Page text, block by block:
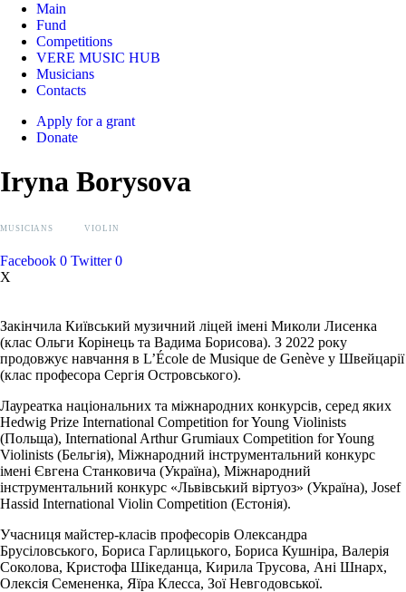
Main
Fund
Competitions
VERE MUSIC HUB
Musicians
Contacts
Apply for a grant
Donate
Iryna Borysova
MUSICIANS VIOLIN
Facebook 0 Twitter 0
X
Закінчила Київський музичний ліцей імені Миколи Лисенка
(клас Ольги Корінець та Вадима Борисова). З 2022 року
продовжує навчання в L’École de Musique de Genève у Швейцарії
(клас професора Сергія Островського).
Лауреатка національних та міжнародних конкурсів, серед яких
Hedwig Prize International Competition for Young Violinists
(Польща), International Arthur Grumiaux Competition for Young
Violinists (Бельгія), Міжнародний інструментальний конкурс
імені Євгена Станковича (Україна), Міжнародний
інструментальний конкурс «Львівський віртуоз» (Україна), Josef
Hassid International Violin Competition (Естонія).
Учасниця майстер-класів професорів Олександра
Брусіловського, Бориса Гарлицького, Бориса Кушніра, Валерія
Соколова, Кристофа Шікеданца, Кирила Трусова, Ані Шнарх,
Олексія Семененка, Яїра Клесса, Зої Невгодовської.